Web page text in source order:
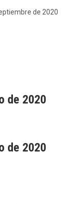
de 2020
de 2020
de 2020